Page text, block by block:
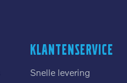
Klantenservice
Snelle levering